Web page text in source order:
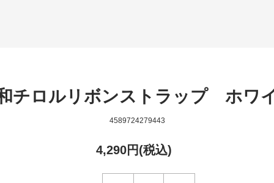
チロルリボンストラップ ホワ
4589724279443
4,290円(税込)